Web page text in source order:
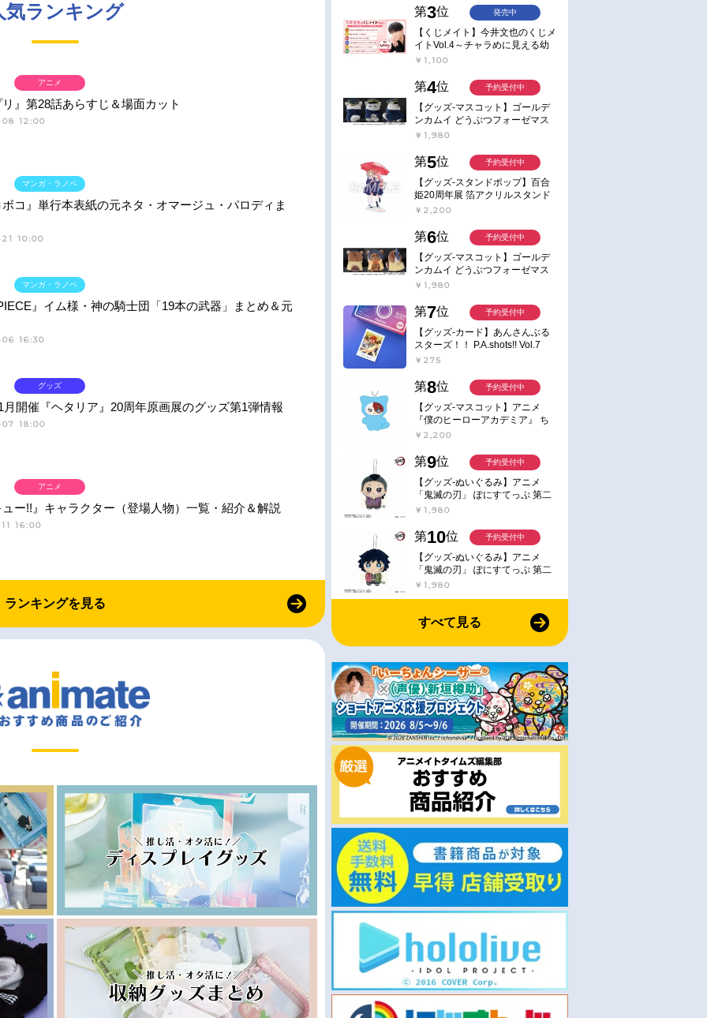
気ランキング
』第28話あらすじ＆場面カット
12:00
アニメ
コ』単行本表紙の元ネタ・オマージュ・パロディま
10:00
マンガ・ラノベ
』イム様・神の騎士団「19本の武器」まとめ＆元
16:30
マンガ・ラノベ
月開催『ヘタリア』20周年原画展のグッズ第1弾情報
18:00
グッズ
ー!!』キャラクター（登場人物）一覧・紹介＆解説
16:00
アニメ
ランキングを見る
第3位
【くじメイト】今井文也のくじメ
イトVol.4～チャラめに見える幼
馴染、実は一途で独占欲が強いん
￥1,100
発売中
第4位
【グッズ-マスコット】ゴールデ
ンカムイ どうぶつフォーゼマス
コット 5.月島軍曹【再販】
￥1,980
予約受付中
第5位
【グッズ-スタンドポップ】百合
姫20周年展 箔アクリルスタンド
E：あおのなち
￥2,200
予約受付中
第6位
【グッズ-マスコット】ゴールデ
ンカムイ どうぶつフォーゼマス
コット 6.鯉登少尉【再販】
￥1,980
予約受付中
第7位
【グッズ-カード】あんさんぶる
スターズ！！ P.A.shots!! Vol.7
Action
￥275
予約受付中
第8位
【グッズ-マスコット】アニメ
『僕のヒーローアカデミア』 ち
みけもますこっと 7.轟凍焦
￥2,200
予約受付中
第9位
【グッズ-ぬいぐるみ】アニメ
「鬼滅の刃」 ぽにすてっぷ 第二
弾 不死川 玄弥
￥1,980
予約受付中
第10位
【グッズ-ぬいぐるみ】アニメ
「鬼滅の刃」 ぽにすてっぷ 第二
弾 冨岡 義勇
￥1,980
予約受付中
すべて見る